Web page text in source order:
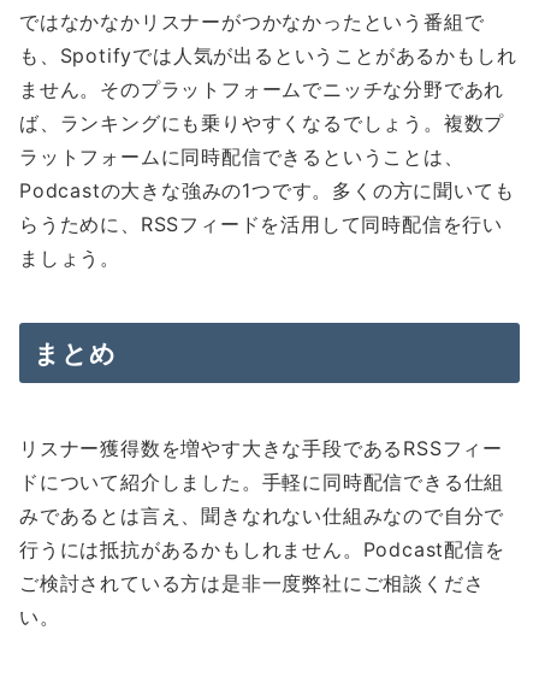
ではなかなかリスナーがつかなかったという番組で
も、Spotifyでは人気が出るということがあるかもしれ
ません。そのプラットフォームでニッチな分野であれ
ば、ランキングにも乗りやすくなるでしょう。複数プ
ラットフォームに同時配信できるということは、
Podcastの大きな強みの1つです。多くの方に聞いても
らうために、RSSフィードを活用して同時配信を行い
ましょう。
まとめ
リスナー獲得数を増やす大きな手段であるRSSフィー
ドについて紹介しました。手軽に同時配信できる仕組
みであるとは言え、聞きなれない仕組みなので自分で
行うには抵抗があるかもしれません。Podcast配信を
ご検討されている方は是非一度弊社にご相談くださ
い。